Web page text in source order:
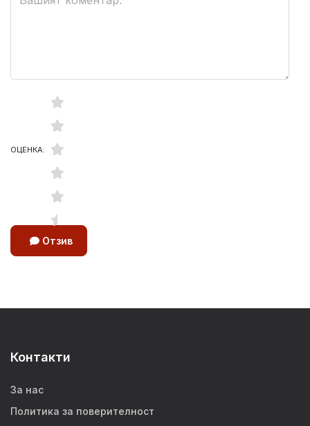
ОЦЕНКА:
Отзив
Контакти
За нас
Политика за поверителност